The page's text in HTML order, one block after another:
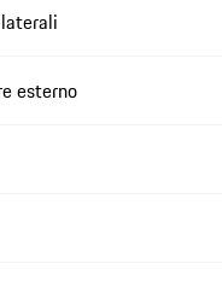
esterno